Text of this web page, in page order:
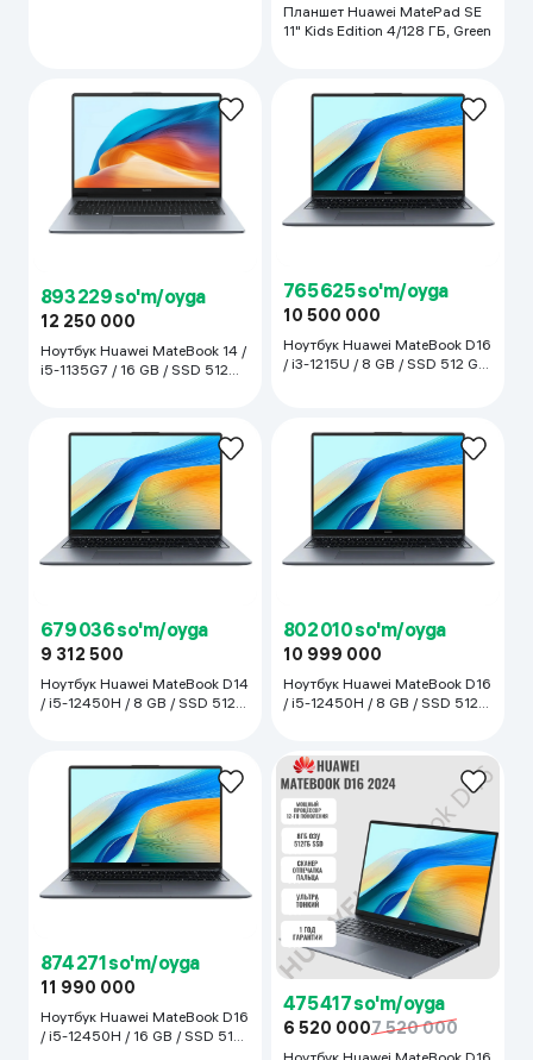
Планшет Huawei MatePad SE
11" Kids Edition 4/128 ГБ, Green
893 229 so'm/oyga
12 250 000
Ноутбук Huawei MateBook 14 /
i5-1135G7 / 16 GB / SSD 512
765 625 so'm/oyga
10 500 000
Ноутбук Huawei MateBook D16
/ i3-1215U / 8 GB / SSD 512 GB
679 036 so'm/oyga
9 312 500
Ноутбук Huawei MateBook D14
/ i5-12450H / 8 GB / SSD 512
802 010 so'm/oyga
10 999 000
Ноутбук Huawei MateBook D16
/ i5-12450H / 8 GB / SSD 512
874 271 so'm/oyga
11 990 000
Ноутбук Huawei MateBook D16
/ i5-12450H / 16 GB / SSD 512
475 417 so'm/oyga
6 520 0007 520 000